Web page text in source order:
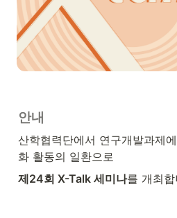
안내
산학협력단에서 연구개발과제
화 활동의 일환으로
제24회 X-Talk 세미나를 개최합